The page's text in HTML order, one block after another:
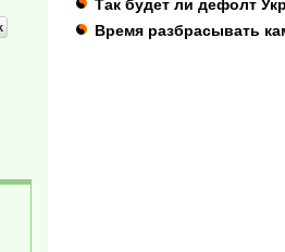
Так будет ли дефолт
Время разбрасывать